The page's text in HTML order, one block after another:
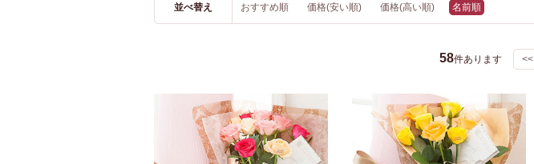
並べ替え おすすめ順 価格(安い順) 価格(高い順) 名前順
58件あります <<